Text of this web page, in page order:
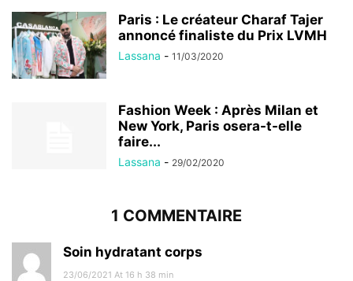
Paris : Le créateur Charaf Tajer
annoncé finaliste du Prix LVMH
Lassana - 11/03/2020
Fashion Week : Après Milan et
New York, Paris osera-t-elle
faire...
Lassana - 29/02/2020
1 COMMENTAIRE
Soin hydratant corps
23/06/2021 At 16 h 38 min